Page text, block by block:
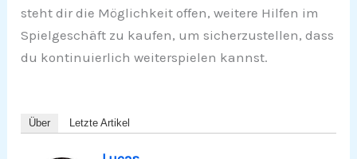
steht dir die Möglichkeit offen, weitere Hilfen im
Spielgeschäft zu kaufen, um sicherzustellen, dass
du kontinuierlich weiterspielen kannst.
Über Letzte Artikel